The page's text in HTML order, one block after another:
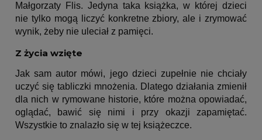
Małgorzaty Flis. Jedyna taka książka, w której dzieci
nie tylko mogą liczyć konkretne zbiory, ale i zrymować
wynik, żeby nie uleciał z pamięci.
Z życia wzięte
Jak sam autor mówi, jego dzieci zupełnie nie chciały
uczyć się tabliczki mnożenia. Dlatego działania zmienił
dla nich w rymowane historie, które można opowiadać,
oglądać, bawić się nimi i przy okazji zapamiętać.
Wszystkie to znalazło się w tej książeczce.